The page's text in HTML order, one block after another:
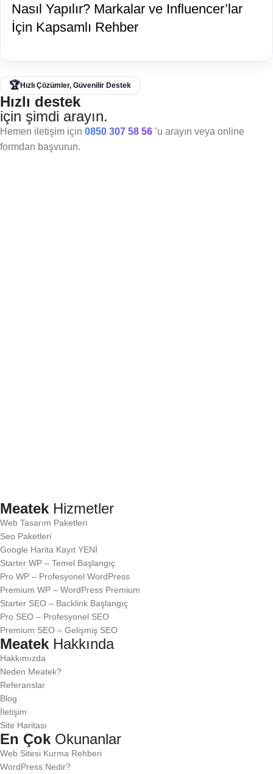
Nasıl Yapılır? Markalar ve Influencer’lar
İçin Kapsamlı Rehber
🏆Hızlı Çözümler, Güvenilir Destek
Hızlı destek
için şimdi arayın.
Hemen iletişim için 0850 307 58 56 ’u arayın veya online
formdan başvurun.
Meatek Hizmetler
Web Tasarım Paketleri
Seo Paketleri
Google Harita Kayıt YENİ
Starter WP – Temel Başlangıç
Pro WP – Profesyonel WordPress
Premium WP – WordPress Premium
Starter SEO – Backlink Başlangıç
Pro SEO – Profesyonel SEO
Premium SEO – Gelişmiş SEO
Meatek Hakkında
Hakkımızda
Neden Meatek?
Referanslar
Blog
İletişim
Site Haritası
En Çok Okunanlar
Web Sitesi Kurma Rehberi
WordPress Nedir?